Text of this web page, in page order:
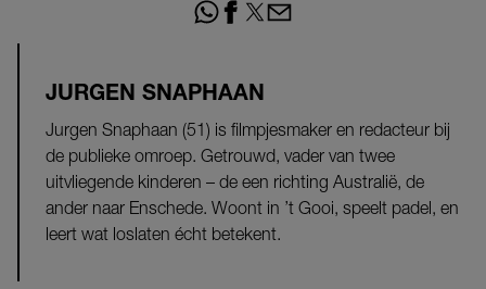
JURGEN SNAPHAAN
Jurgen Snaphaan (51) is filmpjesmaker en redacteur bij
de publieke omroep. Getrouwd, vader van twee
uitvliegende kinderen – de een richting Australië, de
ander naar Enschede. Woont in ’t Gooi, speelt padel, en
leert wat loslaten écht betekent.